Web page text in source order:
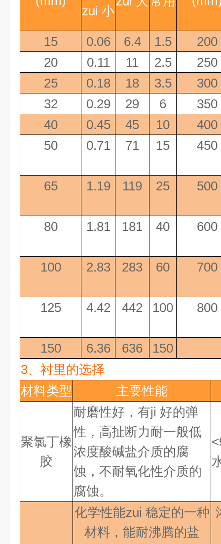
zui 小
15 0.06 6.4 1.5
200
20
0.11 11 2.5
250
25
0.18 18 3.5
300
32
0.29 29 6
350
40
0.45 45 10
400
50
0.71 71 15 450
65 1.19 119 25 500
80 1.81 181 40 600
100 2.83 283 60 700
125 4.42 442 100 800
150 6.36 636
150
3、 衬里的选择
材料类型
主要性能
聚氯丁橡
胶
耐磨性好，有ji 好的弹
性，高扯断力耐一般低
浓度酸碱盐介质的腐
蚀，不耐氧化性介质的
腐蚀。
化学性能zui 稳定的一种
材料，能耐沸腾的盐